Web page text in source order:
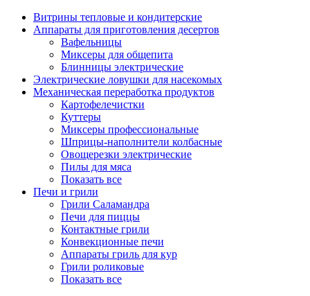
Витрины тепловые и кондитерские
Аппараты для приготовления десертов
Вафельницы
Миксеры для общепита
Блинницы электрические
Электрические ловушки для насекомых
Механическая переработка продуктов
Картофелечистки
Куттеры
Миксеры профессиональные
Шприцы-наполнители колбасные
Овощерезки электрические
Пилы для мяса
Показать все
Печи и грили
Грили Саламандра
Печи для пиццы
Контактные грили
Конвекционные печи
Аппараты гриль для кур
Грили роликовые
Показать все